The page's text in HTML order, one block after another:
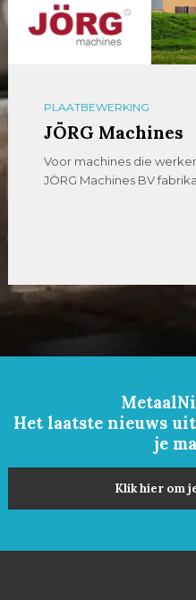
PLAATBEWERKING
JÖRG Machines
Voor machines die
JÖRG Machines BV
Het laatste nieuws
je
Klik hier om